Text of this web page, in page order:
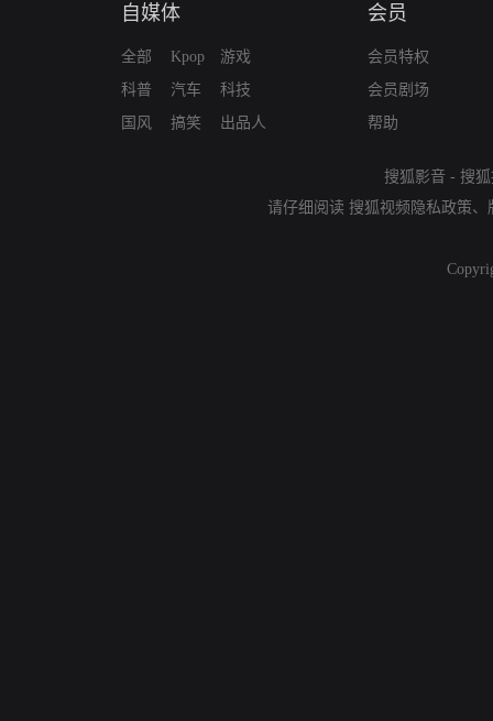
自媒体
全部
科普
国风
Kpop
汽车
搞笑
游戏
科技
出品人
会员
会员特权
会员剧场
帮助
搜狐影音 - 搜
请仔细阅读 搜狐视频隐私政策、